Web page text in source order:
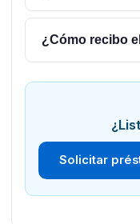
¿Cómo recibo
Solicitar